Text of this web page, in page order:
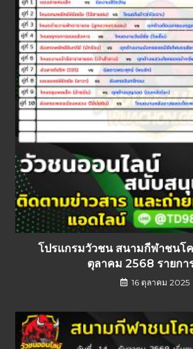
โปรแกรมวัวชน สนามกีฬาชนโ
ตุลาคม 2568 รายกา
16 ตุลาคม 2025